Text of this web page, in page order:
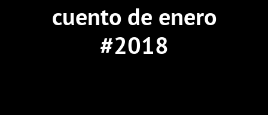
cuento de enero
#2018